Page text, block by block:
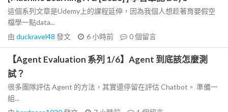
這個系列文章是Udemy上的課程延伸，因為我個人想趁著育嬰假空
檔學一點data...
由 duckravel48 發文 6 小時前 0個留言
【Agent Evaluation 系列 1/6】Agent 到底該怎麼測
試？
很多團隊評估 Agent 的方法，其實還停留在評估 Chatbot。 準備一
組...